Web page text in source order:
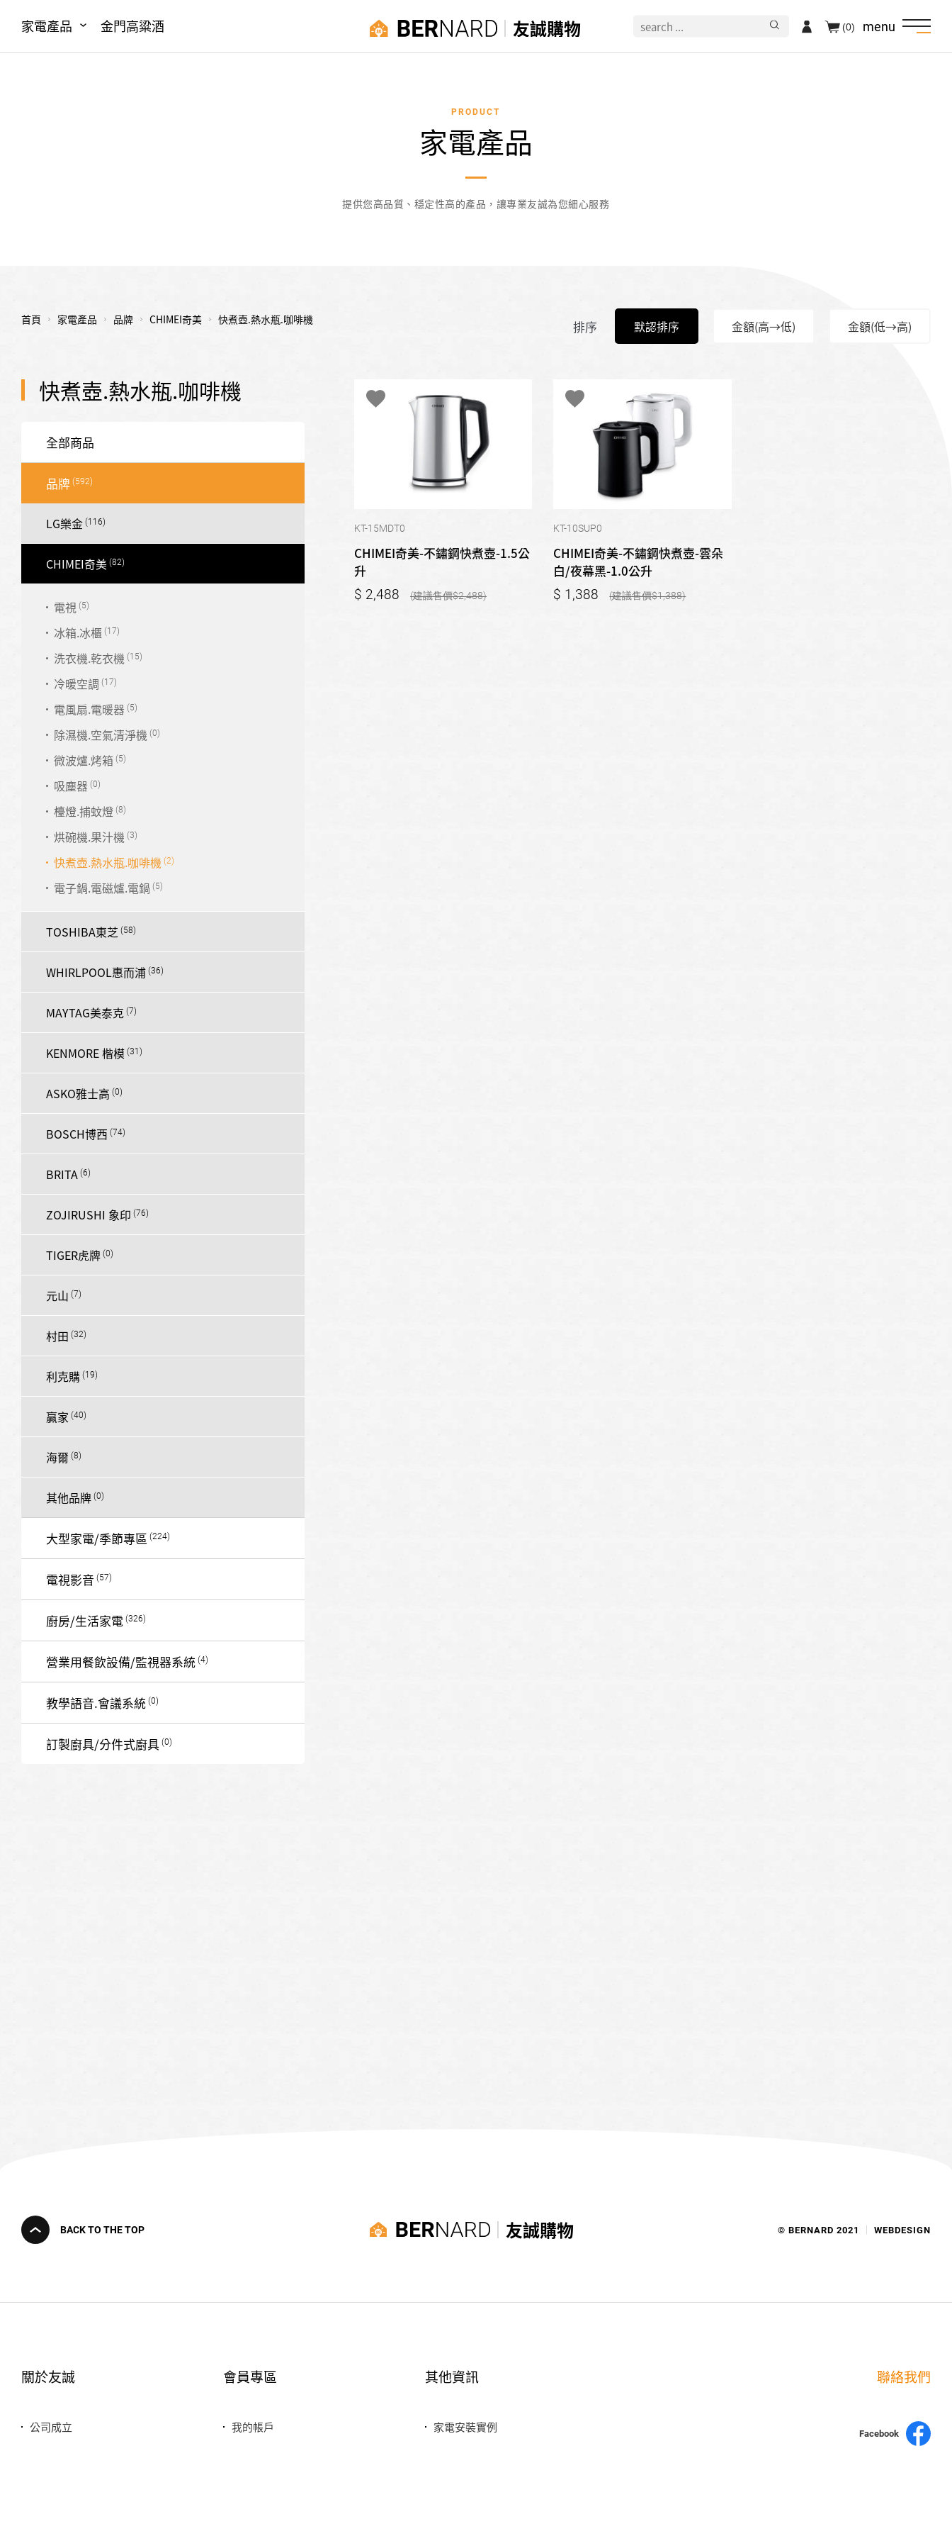
家電產品 金門高粱酒 友誠購物 menu
(0)
PRODUCT
家電產品
提供您高品質、穩定性高的產品，讓專業友誠為您細心服務
首頁 家電產品 品牌 CHIMEI奇美 快煮壺.熱水瓶.咖啡機
快煮壺.熱水瓶.咖啡機
全部商品
品牌
LG樂金
CHIMEI奇美
電視
冰箱.冰櫃
洗衣機.乾衣機
冷暖空調
電風扇.電暖器
除濕機.空氣清淨機
微波爐.烤箱
吸塵器
檯燈.捕蚊燈
烘碗機.果汁機
快煮壺.熱水瓶.咖啡機
電子鍋.電磁爐.電鍋
TOSHIBA東芝
WHIRLPOOL惠而浦
MAYTAG美泰克
KENMORE 楷模
ASKO雅士高
BOSCH博西
BRITA
ZOJIRUSHI 象印
TIGER虎牌
元山
村田
利克購
贏家
海爾
其他品牌
大型家電/季節專區
電視影音
廚房/生活家電
營業用餐飲設備/監視器系統
教學語音.會議系統
訂製廚具/分件式廚具
排序 默認排序 金額(高→低) 金額(低→高)
KT-15MDT0
CHIMEI奇美-不鏽鋼快煮壺-1.5公
升
2,488 2,488
KT-10SUP0
CHIMEI奇美-不鏽鋼快煮壺-雲朵
白/夜幕黑-1.0公升
1,388 1,388
BACK TO THE TOP 友誠購物 © BERNARD 2021 WEBDESIGN
關於友誠
公司成立
會員專區
我的帳戶
其他資訊
家電安裝實例
聯絡我們
Facebook